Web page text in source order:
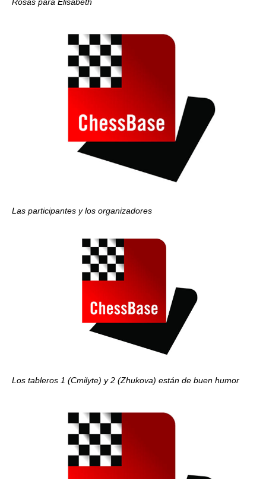
Rosas para Elisabeth
Las participantes y los organizadores
Los tableros 1 (Cmilyte) y 2 (Zhukova) están de buen humor